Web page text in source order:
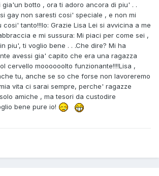
gia'un botto , ora ti adoro ancora di piu' . .
gay non saresti cosi' speciale , e non mi
tanto!!!Io: Grazie Lisa Lei si avvicina a me
e mi sussura: Mi piaci per come sei ,
piu', ti voglio bene . . .Che dire? Mi ha
avessi gia' capito che era una ragazza
cervello moooooolto funzionante!!!!Lisa ,
tu, anche se so che forse non lavoreremo
vita ci sarai sempre, perche' ragazze
amiche , ma tesori da custodire
bene pure io!